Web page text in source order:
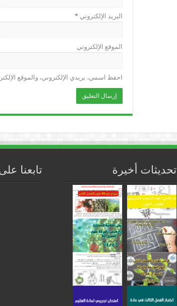
البريد الإلكتروني*
الموقع الإلكتروني
احفظ اسمي، بريدي الإلكتروني، والموقع
تحديثات أخيرة تابعنا